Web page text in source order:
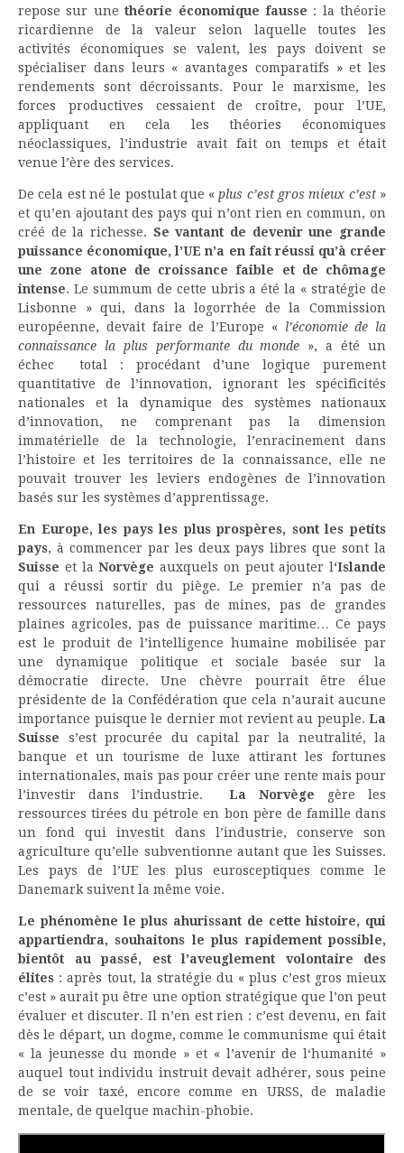
repose sur unethéorie économique fausse : la théorie
ricardienne de la valeur selon laquelle toutes les
activités économiques se valent, les pays doivent se
spécialiser dans leurs « avantages comparatifs » et les
rendements sont décroissants. Pour le marxisme, les
forces productives cessaient de croître, pour l’UE,
appliquant en cela les théories économiques
néoclassiques, l’industrie avait fait on temps et était
venue l’ère des services.
De cela est né le postulat que « plus c’est gros mieux c’est»
et qu’en ajoutant des pays qui n’ont rien en commun, on
créé de la richesse. Se vantant de devenir une grande
puissance économique, l’UE n’a en fait réussi qu’à créer
une zone atone de croissance faible et de chômage
intense. Le summum de cette ubris a été la « stratégie de
Lisbonne » qui, dans la logorrhée de la Commission
européenne, devait faire de l’Europe « l’économie de la
connaissance la plus performante du monde », a été un
échec total : procédant d’une logique purement
quantitative de l’innovation, ignorant les spécificités
nationales et la dynamique des systèmes nationaux
d’innovation, ne comprenant pas la dimension
immatérielle de la technologie, l’enracinement dans
l’histoire et les territoires de la connaissance, elle ne
pouvait trouver les leviers endogènes de l’innovation
basés sur les systèmes d’apprentissage.
En Europe, les pays les plus prospères, sont les petits
pays, à commencer par les deux pays libres que sont la
Suisse et laNorvège auxquels on peut ajouter l ‘Islande
qui a réussi sortir du piège. Le premier n’a pas de
ressources naturelles, pas de mines, pas de grandes
plaines agricoles, pas de puissance maritime… Ce pays
est le produit de l’intelligence humaine mobilisée par
une dynamique politique et sociale basée sur la
démocratie directe. Une chèvre pourrait être élue
présidente de la Confédération que cela n’aurait aucune
importance puisque le dernier mot revient au peuple. La
Suisse s’est procurée du capital par la neutralité, la
banque et un tourisme de luxe attirant les fortunes
internationales, mais pas pour créer une rente mais pour
l’investir dans l’industrie. La Norvège gère les
ressources tirées du pétrole en bon père de famille dans
un fond qui investit dans l’industrie, conserve son
agriculture qu’elle subventionne autant que les Suisses.
Les pays de l’UE les plus eurosceptiques comme le
Danemark suivent la même voie.
Le phénomène le plus ahurissant de cette histoire, qui
appartiendra, souhaitons le plus rapidement possible,
bientôt au passé, est l’aveuglement volontaire des
élites : après tout, la stratégie du « plus c’est gros mieux
c’est » aurait pu être une option stratégique que l’on peut
évaluer et discuter. Il n’en est rien : c’est devenu, en fait
dès le départ, un dogme, comme le communisme qui était
« la jeunesse du monde » et « l’avenir de l‘humanité »
auquel tout individu instruit devait adhérer, sous peine
de se voir taxé, encore comme en URSS, de maladie
mentale, de quelque machin-phobie.